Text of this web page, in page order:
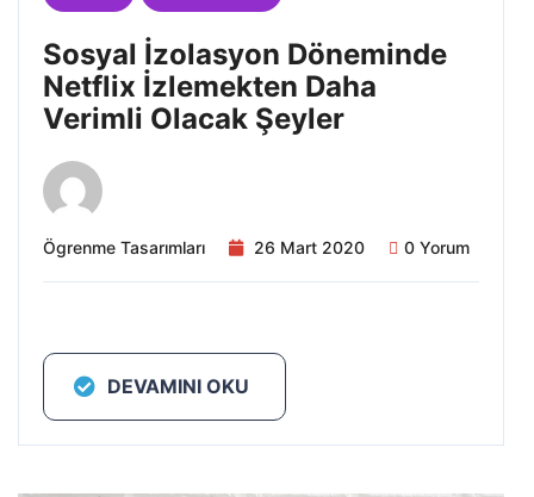
Sosyal İzolasyon Döneminde
Netflix İzlemekten Daha
Verimli Olacak Şeyler
Ögrenme Tasarımları 26 Mart 2020 0 Yorum
DEVAMINI OKU